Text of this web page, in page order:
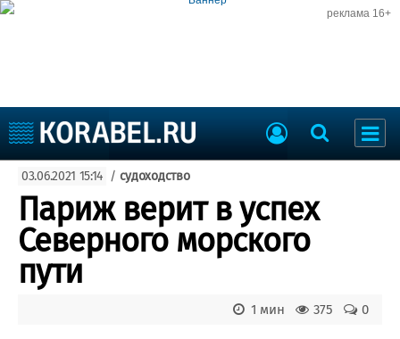
реклама 16+
Судоходство
Судоремонт
События
Пресс-релизы
Порты
Рыболовство
ВМФ
Образование
03.06.2021 15:14 / судоходство
Париж верит в успех
Северного морского
пути
0
375
1 мин